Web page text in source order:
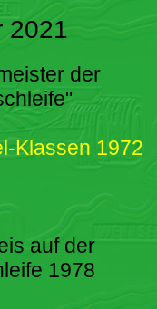
2021
der
Klassen 1972
auf der
1978